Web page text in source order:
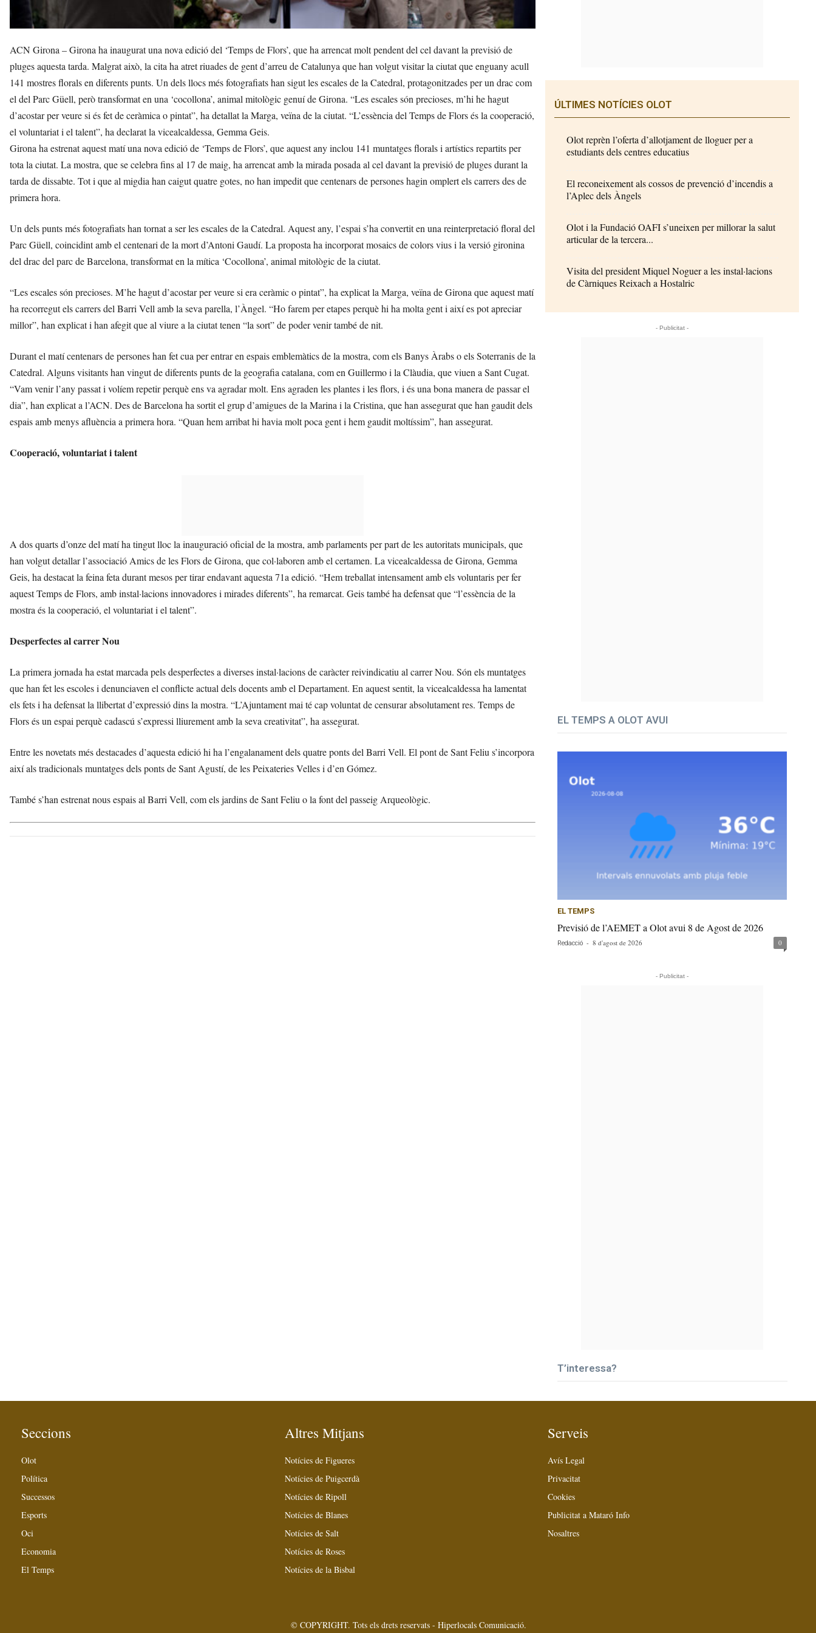
ACN Girona – Girona ha inaugurat una nova edició del ‘Temps de Flors’, que ha arrencat molt pendent del cel davant la previsió de
pluges aquesta tarda. Malgrat això, la cita ha atret riuades de gent d’arreu de Catalunya que han volgut visitar la ciutat que enguany acull
141 mostres florals en diferents punts. Un dels llocs més fotografiats han sigut les escales de la Catedral, protagonitzades per un drac com
el del Parc Güell, però transformat en una ‘cocollona’, animal mitològic genuí de Girona. “Les escales són precioses, m’hi he hagut
d’acostar per veure si és fet de ceràmica o pintat”, ha detallat la Marga, veïna de la ciutat. “L’essència del Temps de Flors és la cooperació,
el voluntariat i el talent”, ha declarat la vicealcaldessa, Gemma Geis.
Girona ha estrenat aquest matí una nova edició de ‘Temps de Flors’, que aquest any inclou 141 muntatges florals i artístics repartits per
tota la ciutat. La mostra, que se celebra fins al 17 de maig, ha arrencat amb la mirada posada al cel davant la previsió de pluges durant la
tarda de dissabte. Tot i que al migdia han caigut quatre gotes, no han impedit que centenars de persones hagin omplert els carrers des de
primera hora.
Un dels punts més fotografiats han tornat a ser les escales de la Catedral. Aquest any, l’espai s’ha convertit en una reinterpretació floral del
Parc Güell, coincidint amb el centenari de la mort d’Antoni Gaudí. La proposta ha incorporat mosaics de colors vius i la versió gironina
del drac del parc de Barcelona, transformat en la mítica ‘Cocollona’, animal mitològic de la ciutat.
“Les escales són precioses. M’he hagut d’acostar per veure si era ceràmic o pintat”, ha explicat la Marga, veïna de Girona que aquest matí
ha recorregut els carrers del Barri Vell amb la seva parella, l’Àngel. “Ho farem per etapes perquè hi ha molta gent i així es pot apreciar
millor”, han explicat i han afegit que al viure a la ciutat tenen “la sort” de poder venir també de nit.
Durant el matí centenars de persones han fet cua per entrar en espais emblemàtics de la mostra, com els Banys Àrabs o els Soterranis de la
Catedral. Alguns visitants han vingut de diferents punts de la geografia catalana, com en Guillermo i la Clàudia, que viuen a Sant Cugat.
“Vam venir l’any passat i volíem repetir perquè ens va agradar molt. Ens agraden les plantes i les flors, i és una bona manera de passar el
dia”, han explicat a l’ACN. Des de Barcelona ha sortit el grup d’amigues de la Marina i la Cristina, que han assegurat que han gaudit dels
espais amb menys afluència a primera hora. “Quan hem arribat hi havia molt poca gent i hem gaudit moltíssim”, han assegurat.
Cooperació, voluntariat i talent
A dos quarts d’onze del matí ha tingut lloc la inauguració oficial de la mostra, amb parlaments per part de les autoritats municipals, que
han volgut detallar l’associació Amics de les Flors de Girona, que col·laboren amb el certamen. La vicealcaldessa de Girona, Gemma
Geis, ha destacat la feina feta durant mesos per tirar endavant aquesta 71a edició. “Hem treballat intensament amb els voluntaris per fer
aquest Temps de Flors, amb instal·lacions innovadores i mirades diferents”, ha remarcat. Geis també ha defensat que “l’essència de la
mostra és la cooperació, el voluntariat i el talent”.
Desperfectes al carrer Nou
La primera jornada ha estat marcada pels desperfectes a diverses instal·lacions de caràcter reivindicatiu al carrer Nou. Són els muntatges
que han fet les escoles i denunciaven el conflicte actual dels docents amb el Departament. En aquest sentit, la vicealcaldessa ha lamentat
els fets i ha defensat la llibertat d’expressió dins la mostra. “L’Ajuntament mai té cap voluntat de censurar absolutament res. Temps de
Flors és un espai perquè cadascú s’expressi lliurement amb la seva creativitat”, ha assegurat.
Entre les novetats més destacades d’aquesta edició hi ha l’engalanament dels quatre ponts del Barri Vell. El pont de Sant Feliu s’incorpora
així als tradicionals muntatges dels ponts de Sant Agustí, de les Peixateries Velles i d’en Gómez.
També s’han estrenat nous espais al Barri Vell, com els jardins de Sant Feliu o la font del passeig Arqueològic.
ÚLTIMES NOTÍCIES OLOT
Olot reprèn l’oferta d’allotjament de lloguer per a
estudiants dels centres educatius
El reconeixement als cossos de prevenció d’incendis a
l’Aplec dels Àngels
Olot i la Fundació OAFI s’uneixen per millorar la salut
articular de la tercera...
Visita del president Miquel Noguer a les instal·lacions
de Càrniques Reixach a Hostalric
- Publicitat -
EL TEMPS A OLOT AVUI
EL TEMPS
Previsió de l’AEMET a Olot avui 8 de Agost de 2026
Redacció - 8 d'agost de 2026 0
- Publicitat -
T’interessa?
Seccions
Olot
Política
Successos
Esports
Oci
Economia
El Temps
Altres Mitjans
Notícies de Figueres
Notícies de Puigcerdà
Notícies de Ripoll
Notícies de Blanes
Notícies de Salt
Notícies de Roses
Notícies de la Bisbal
Serveis
Avís Legal
Privacitat
Cookies
Publicitat a Mataró Info
Nosaltres
© COPYRIGHT. Tots els drets reservats - Hiperlocals Comunicació.